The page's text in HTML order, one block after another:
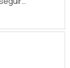
da
em
é